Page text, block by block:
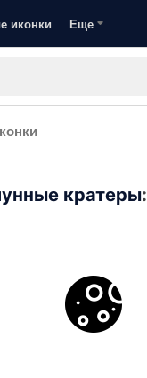
иконки Еще
кратеры: